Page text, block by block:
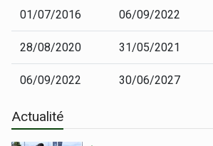
01/07/2016 06/09/2022
28/08/2020 31/05/2021
06/09/2022 30/06/2027
Actualité